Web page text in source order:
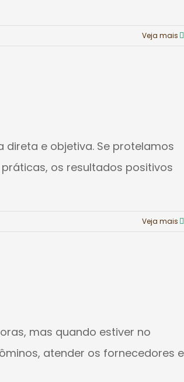
Veja mais
e objetiva. Se protelamos
os resultados positivos
Veja mais
mas quando estiver no
atender os fornecedores e